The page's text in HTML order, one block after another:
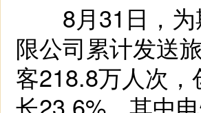
8月31日，为
限公司累计发送
客218.8万人次